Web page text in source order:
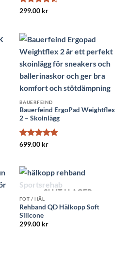
Betygsatt
299.00 kr
BAUERFEIND
Bauerfeind ErgoPad Weightflex
2 – Skoinlägg
Betygsatt
699.00 kr
SLUT I LAGER
FOT / HÄL
Rehband QD Hälkopp Soft
Silicone
299.00 kr